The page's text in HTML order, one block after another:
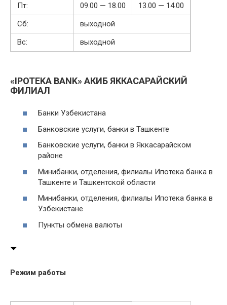
Пт:
09.00 — 18.00
13.00 — 14.00
Сб:
выходной
Вс:
выходной
«IPOTEKA BANK» АКИБ ЯККАСАРАЙСКИЙ
ФИЛИАЛ
Банки Узбекистана
Банковские услуги, банки в Ташкенте
Банковские услуги, банки в Яккасарайском
районе
Минибанки, отделения, филиалы Ипотека банка в
Ташкенте и Ташкентской области
Минибанки, отделения, филиалы Ипотека банка в
Узбекистане
Пункты обмена валюты
Режим работы